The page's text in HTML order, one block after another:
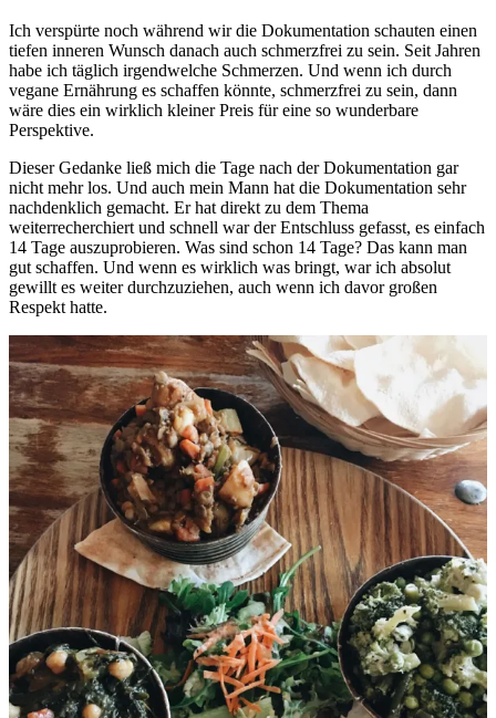
Ich verspürte noch während wir die Dokumentation schauten einen
tiefen inneren Wunsch danach auch schmerzfrei zu sein. Seit Jahren
habe ich täglich irgendwelche Schmerzen. Und wenn ich durch
vegane Ernährung es schaffen könnte, schmerzfrei zu sein, dann
wäre dies ein wirklich kleiner Preis für eine so wunderbare
Perspektive.
Dieser Gedanke ließ mich die Tage nach der Dokumentation gar
nicht mehr los. Und auch mein Mann hat die Dokumentation sehr
nachdenklich gemacht. Er hat direkt zu dem Thema
weiterrecherchiert und schnell war der Entschluss gefasst, es einfach
14 Tage auszuprobieren. Was sind schon 14 Tage? Das kann man
gut schaffen. Und wenn es wirklich was bringt, war ich absolut
gewillt es weiter durchzuziehen, auch wenn ich davor großen
Respekt hatte.